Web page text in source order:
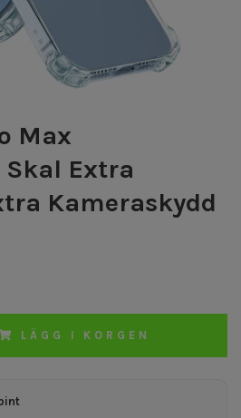
Max
Extra
Kameraskydd
LÄGG I KORGEN